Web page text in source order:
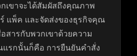
เขาจะได้สัมผัสถึงคุณภาพ
แพ็ค และจัดส่งของธุรกิจคุณ
สารกับพวกเขาด้วยความ
แรกนั้นก็คือ การยืนยันคำสั่ง